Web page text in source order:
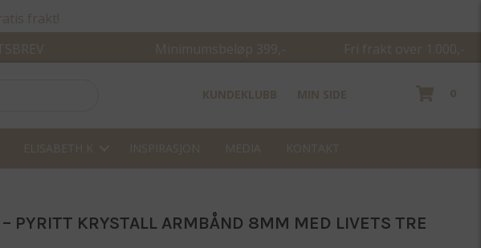
frakt!
Minimumsbeløp 399,- Fri frakt over 1.000,-
KUNDEKLUBB MIN SIDE 0
ELISABETH K INSPIRASJON MEDIA KONTAKT
PYRITT KRYSTALL ARMBÅND 8MM MED LIVETS TRE